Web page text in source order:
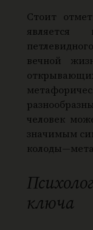
Стоит
является
вечной
человек
значимым
ключа